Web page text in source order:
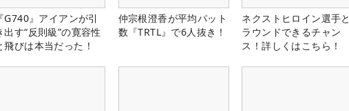
『G740』アイアンが引
出す“反則級”の寛容性
飛びは本当だった！
仲宗根澄香が平均パット
数『TRTL』で6人抜き！
ネクストヒロイン選手と
ラウンドできるチャン
ス！詳しくはこちら！